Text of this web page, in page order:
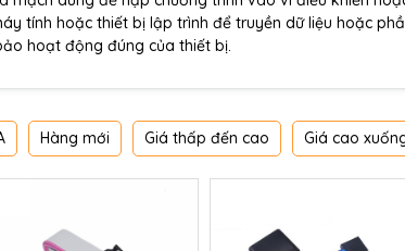
tính hoặc thiết bị lập trình để truyền dữ liệu hoặc
hoạt động đúng của thiết bị.
Hàng mới Giá thấp đến cao Giá cao